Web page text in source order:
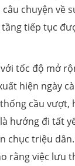
chuyện về
tiếp tục
tốc độ mở
hiện ngày
cầu vượt,
hướng đi tất
chục triệu
rằng việc lưu